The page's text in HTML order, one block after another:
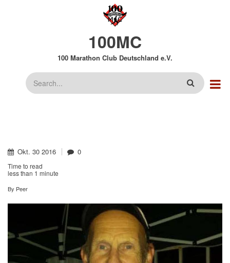
100MC
100 Marathon Club Deutschland e.V.
Suche
Okt. 30 2016 0
Time to read
less than 1 minute
By Peer